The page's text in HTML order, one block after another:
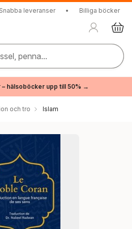
Snabba leveranser • Billiga böcker
penna...
– hälsoböcker upp till 50% →
och tro Islam